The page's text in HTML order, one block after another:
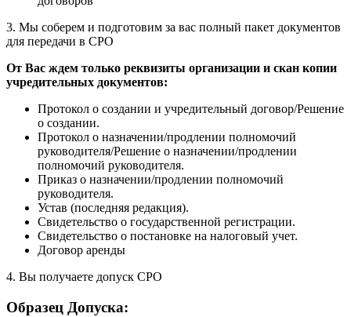
3. Мы соберем и подготовим за вас полный пакет документов
для передачи в СРО
От Вас ждем только реквизиты организации и скан копии
учредительных документов:
Протокол о создании и учредительный договор/Решение
о создании.
Протокол о назначении/продлении полномочий
руководителя/Решение о назначении/продлении
полномочий руководителя.
Приказ о назначении/продлении полномочий
руководителя.
Устав (последняя редакция).
Свидетельство о государственной регистрации.
Свидетельство о постановке на налоговый учет.
Договор аренды
4. Вы получаете допуск СРО
Образец Допуска: